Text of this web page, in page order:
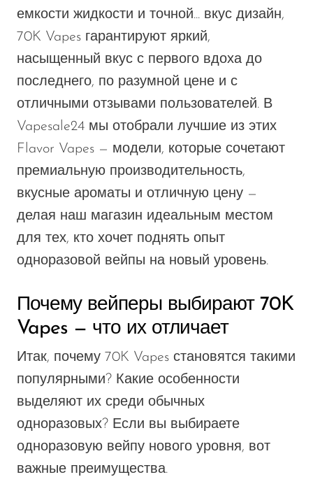
емкости жидкости и точной... вкус дизайн,
70K Vapes гарантируют яркий,
насыщенный вкус с первого вдоха до
последнего, по разумной цене и с
отличными отзывами пользователей. В
Vapesale24 мы отобрали лучшие из этих
Flavor Vapes — модели, которые сочетают
премиальную производительность,
вкусные ароматы и отличную цену —
делая наш магазин идеальным местом
для тех, кто хочет поднять опыт
одноразовой вейпы на новый уровень.
Почему вейперы выбирают 70K
Vapes — что их отличает
Итак, почему 70K Vapes становятся такими
популярными? Какие особенности
выделяют их среди обычных
одноразовых? Если вы выбираете
одноразовую вейпу нового уровня, вот
важные преимущества.